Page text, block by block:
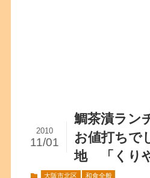
鯛茶漬ラン
お値打ちで
地 「くり
2010
11/01
大阪市北区 和食全般